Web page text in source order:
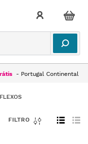
- Portugal Continental